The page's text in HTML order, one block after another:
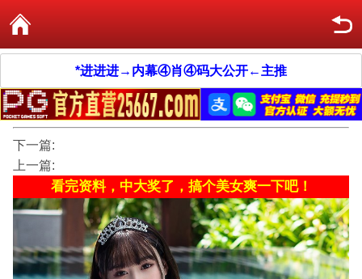
*进进进→内幕④肖④码大公开←主推
下一篇:
上一篇:
看完资料，中大奖了，搞个美女爽一下吧！